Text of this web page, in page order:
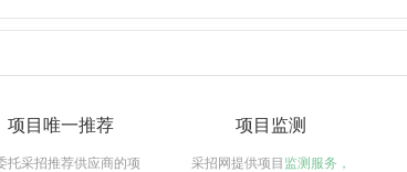
项目唯一推荐
托采招推荐供应商的项
项目监测
采招网提供项目 监测服务，